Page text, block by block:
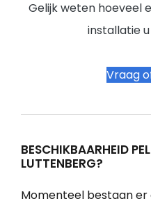
Gelijk weten hoeveel
installatie
Vraag
BESCHIKBAARHEID
LUTTENBERG?
Momenteel bestaan